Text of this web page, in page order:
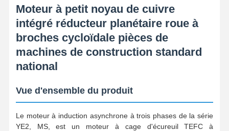
Moteur à petit noyau de cuivre
intégré réducteur planétaire roue à
broches cycloïdale pièces de
machines de construction standard
national
Vue d'ensemble du produit
Le moteur à induction asynchrone à trois phases de la série
YE2, MS, est un moteur à cage d'écureuil TEFC à